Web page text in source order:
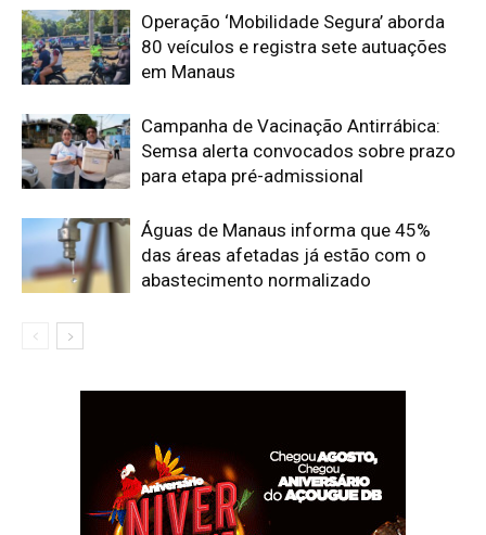
Operação ‘Mobilidade Segura’ aborda
80 veículos e registra sete autuações
em Manaus
Campanha de Vacinação Antirrábica:
Semsa alerta convocados sobre prazo
para etapa pré-admissional
Águas de Manaus informa que 45%
das áreas afetadas já estão com o
abastecimento normalizado